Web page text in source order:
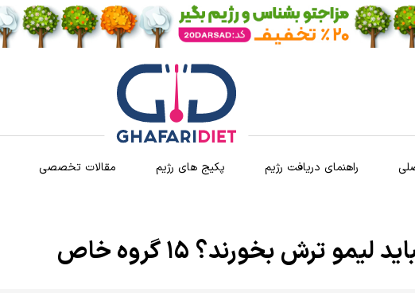
راهنمای دریافت رژیم پکیج های رژیم مقالات تخصصی
ترش بخورند؟ 15 گروه خاص